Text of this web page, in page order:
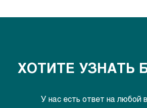
ХОТИТЕ УЗНАТЬ
У нас есть ответ на любой